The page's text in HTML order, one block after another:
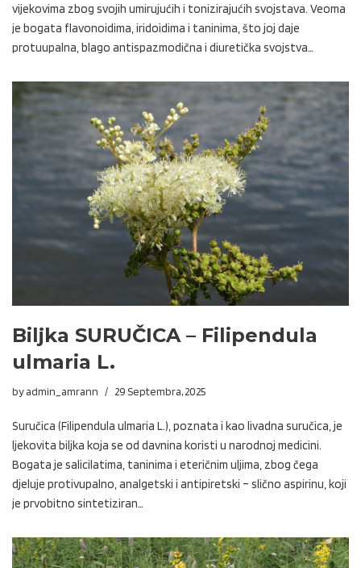
vijekovima zbog svojih umirujućih i tonizirajućih svojstava. Veoma
je bogata flavonoidima, iridoidima i taninima, što joj daje
protuupalna, blago antispazmodična i diuretička svojstva…
Biljka SURUČICA – Filipendula
ulmaria L.
byadmin_amrann 29 Septembra, 2025
Suručica (Filipendula ulmaria L.), poznata i kao livadna suručica, je
ljekovita biljka koja se od davnina koristi u narodnoj medicini.
Bogata je salicilatima, taninima i eteričnim uljima, zbog čega
djeluje protivupalno, analgetski i antipiretski – slično aspirinu, koji
je prvobitno sintetiziran…